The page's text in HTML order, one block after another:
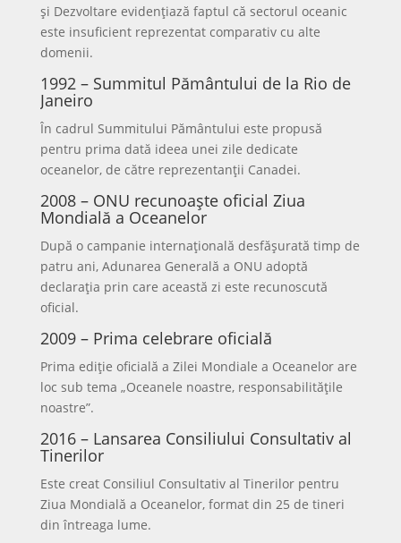
și Dezvoltare evidențiază faptul că sectorul oceanic
este insuficient reprezentat comparativ cu alte
domenii.
1992 – Summitul Pământului de la Rio de
Janeiro
În cadrul Summitului Pământului este propusă
pentru prima dată ideea unei zile dedicate
oceanelor, de către reprezentanții Canadei.
2008 – ONU recunoaște oficial Ziua
Mondială a Oceanelor
După o campanie internațională desfășurată timp de
patru ani, Adunarea Generală a ONU adoptă
declarația prin care această zi este recunoscută
oficial.
2009 – Prima celebrare oficială
Prima ediție oficială a Zilei Mondiale a Oceanelor are
loc sub tema „Oceanele noastre, responsabilitățile
noastre”.
2016 – Lansarea Consiliului Consultativ al
Tinerilor
Este creat Consiliul Consultativ al Tinerilor pentru
Ziua Mondială a Oceanelor, format din 25 de tineri
din întreaga lume.